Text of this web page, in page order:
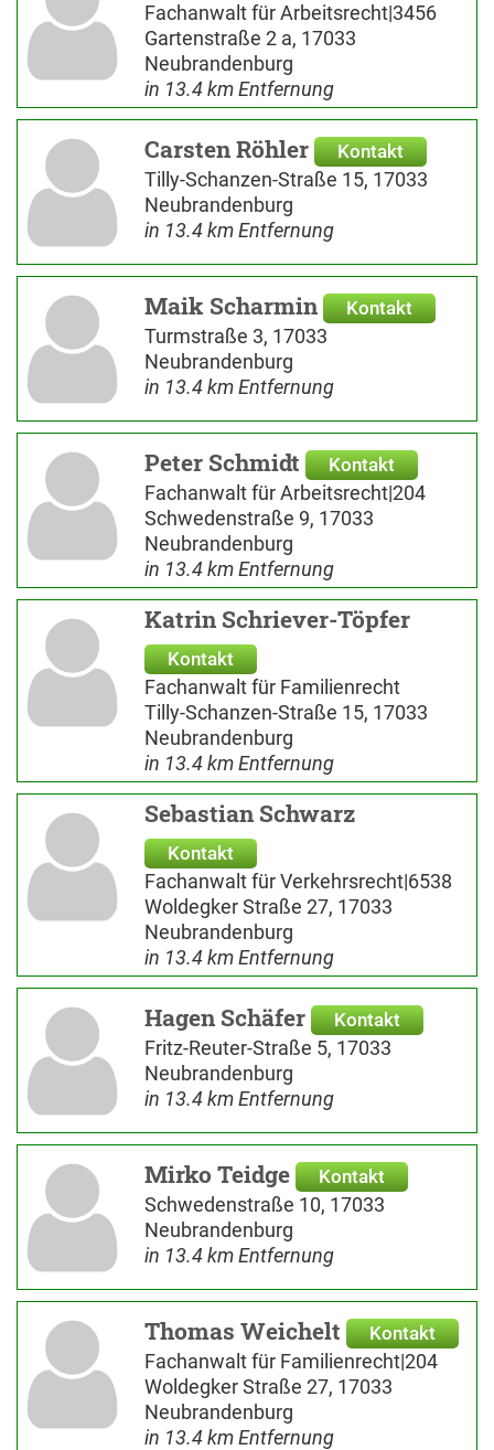
Fachanwalt für Arbeitsrecht|3456
Gartenstraße 2 a, 17033
Neubrandenburg
in 13.4 km Entfernung
Carsten Röhler Kontakt
Tilly-Schanzen-Straße 15, 17033
Neubrandenburg
in 13.4 km Entfernung
Maik Scharmin Kontakt
Turmstraße 3, 17033
Neubrandenburg
in 13.4 km Entfernung
Peter Schmidt Kontakt
Fachanwalt für Arbeitsrecht|204
Schwedenstraße 9, 17033
Neubrandenburg
in 13.4 km Entfernung
Katrin Schriever-Töpfer
Kontakt
Fachanwalt für Familienrecht
Tilly-Schanzen-Straße 15, 17033
Neubrandenburg
in 13.4 km Entfernung
Sebastian Schwarz
Kontakt
Fachanwalt für Verkehrsrecht|6538
Woldegker Straße 27, 17033
Neubrandenburg
in 13.4 km Entfernung
Hagen Schäfer Kontakt
Fritz-Reuter-Straße 5, 17033
Neubrandenburg
in 13.4 km Entfernung
Mirko Teidge Kontakt
Schwedenstraße 10, 17033
Neubrandenburg
in 13.4 km Entfernung
Thomas Weichelt Kontakt
Fachanwalt für Familienrecht|204
Woldegker Straße 27, 17033
Neubrandenburg
in 13.4 km Entfernung